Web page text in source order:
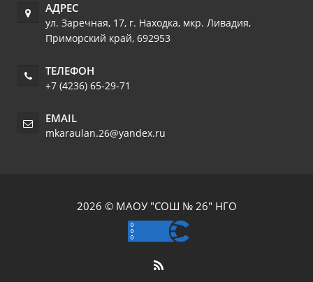
АДРЕС
ул. Заречная, 17, г. Находка, мкр. Ливадия,
Приморский край, 692953
ТЕЛЕФОН
+7 (4236) 65-29-71
EMAIL
mkaraulan.26@yandex.ru
2026 © МАОУ "СОШ № 26" НГО